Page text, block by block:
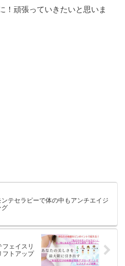
張っていきたいと思いま
ンテセラピーで体の中もアンチエイジ
グ
ェイスリ
フトアップ